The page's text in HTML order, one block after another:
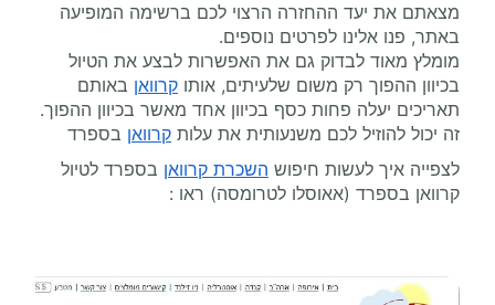
מצאתם את יעד ההחזרה הרצוי לכם ברשימה המופיעה
באתר, פנו אלינו לפרטים נוספים.
מומלץ מאוד לבדוק גם את האפשרות לבצע את הטיול
בכיוון ההפוך רק משום שלעיתים, אותו קרוואן באותם
תאריכים יעלה פחות כסף בכיוון אחד מאשר בכיוון ההפוך.
זה יכול להוזיל לכם משנעותית את עלות קרוואן בספרד
לצפייה איך לעשות חיפוש השכרת קרוואן בספרד לטיול
קרוואן בספרד (אאוסלו לטרומסה) ראו :